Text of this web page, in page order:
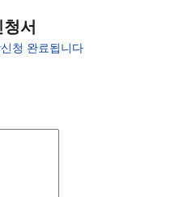
서
청 완료됩니다